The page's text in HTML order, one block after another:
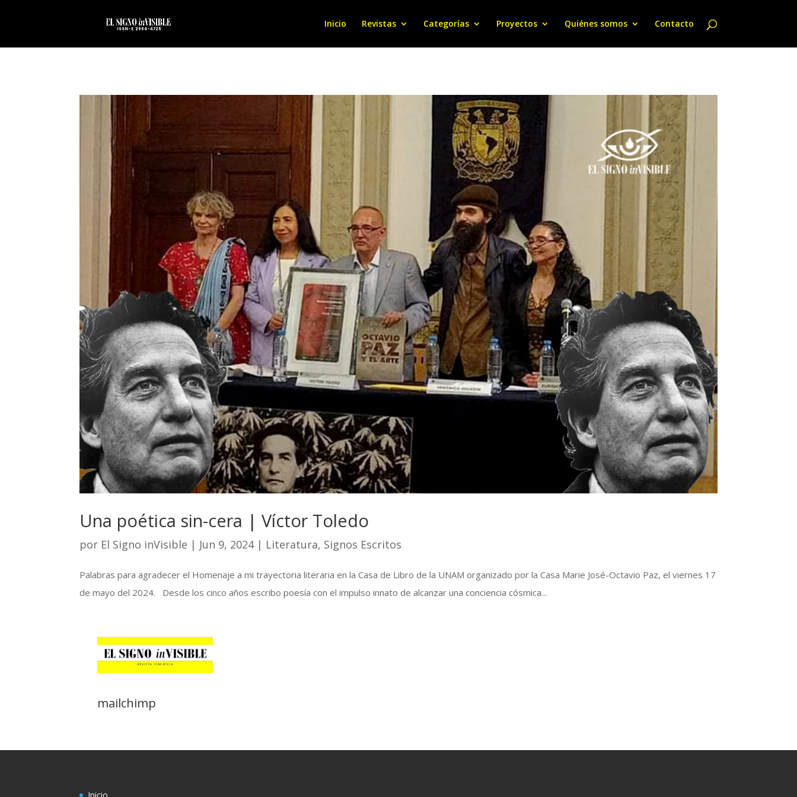
Inicio Revistas Categorías Proyectos Quiénes somos Contacto
Una poética sin-cera | Víctor Toledo
por El Signo inVisible | Jun 9, 2024| Literatura, Signos Escritos
Palabras para agradecer el Homenaje a mi trayectoria literaria en la Casa de Libro de la UNAM organizado por la Casa Marie José-Octavio Paz, el viernes 17
de mayo del 2024. Desde los cinco años escribo poesía con el impulso innato de alcanzar una conciencia cósmica...
mailchimp